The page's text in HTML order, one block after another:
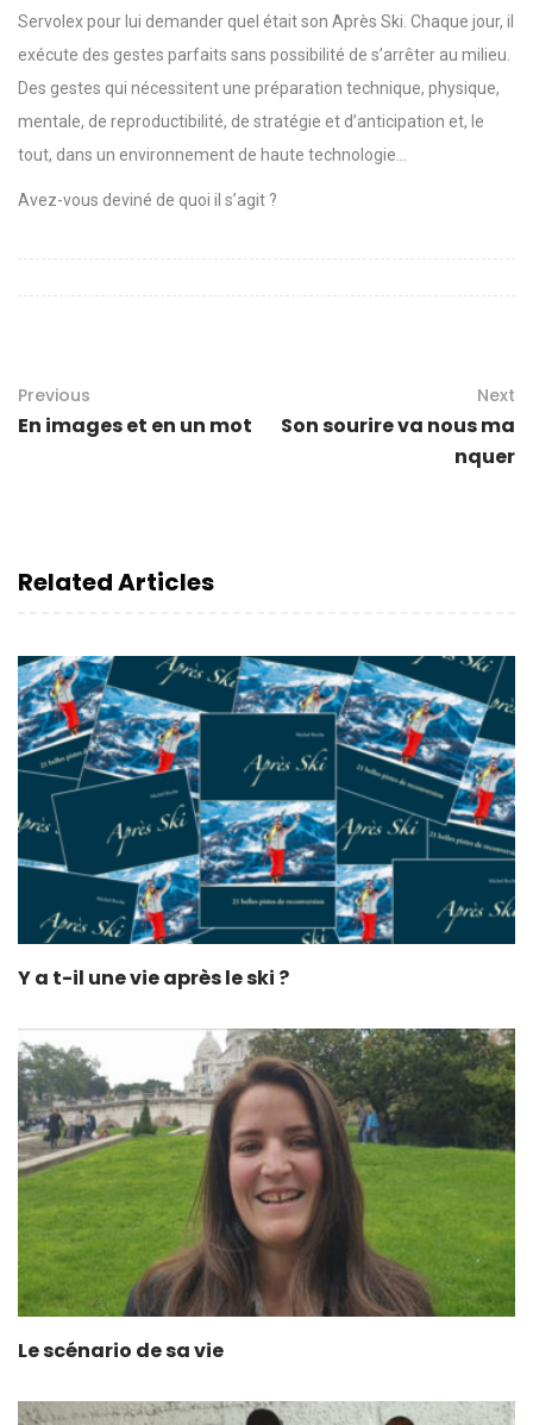
Servolex pour lui demander quel était son Après Ski. Chaque jour, il
exécute des gestes parfaits sans possibilité de s’arrêter au milieu.
Des gestes qui nécessitent une préparation technique, physique,
mentale, de reproductibilité, de stratégie et d’anticipation et, le
tout, dans un environnement de haute technologie…
Avez-vous deviné de quoi il s’agit ?
Previous
En images et en un mot
Next
Son sourire va nous ma
nquer
Related Articles
Y a t-il une vie après le ski ?
Le scénario de sa vie